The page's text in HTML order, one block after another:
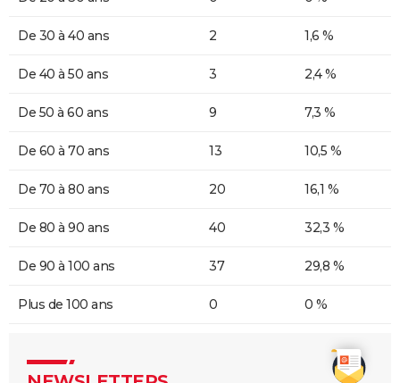
De 30 à 40 ans 2 1,6 %
De 40 à 50 ans 3 2,4 %
De 50 à 60 ans 9 7,3 %
De 60 à 70 ans 13 10,5 %
De 70 à 80 ans 20 16,1 %
De 80 à 90 ans 40 32,3 %
De 90 à 100 ans 37 29,8 %
Plus de 100 ans 0 0 %